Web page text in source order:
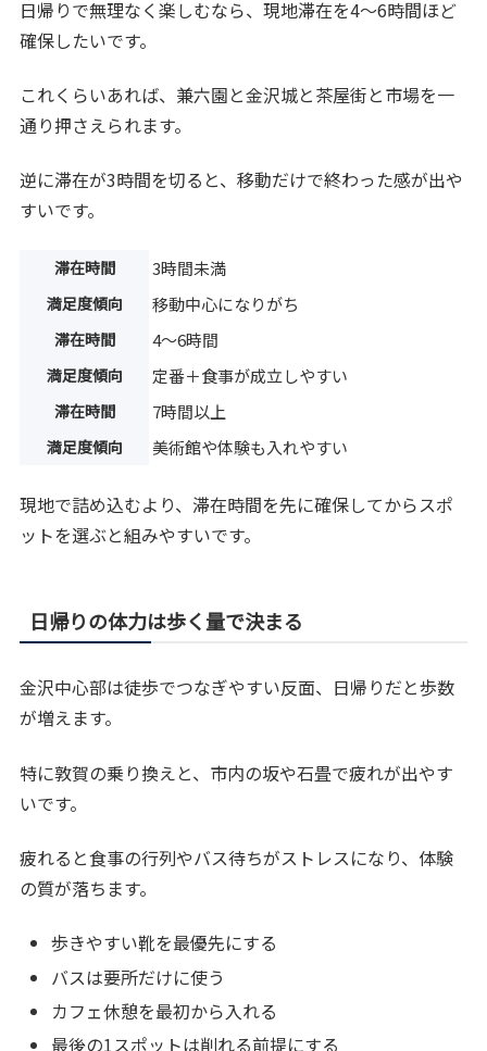
日帰りで無理なく楽しむなら、現地滞在を4〜6時間ほど
確保したいです。
これくらいあれば、兼六園と金沢城と茶屋街と市場を一
通り押さえられます。
逆に滞在が3時間を切ると、移動だけで終わった感が出や
すいです。
滞在時間 3時間未満
満足度傾向 移動中心になりがち
滞在時間 4〜6時間
満足度傾向 定番＋食事が成立しやすい
滞在時間 7時間以上
満足度傾向 美術館や体験も入れやすい
現地で詰め込むより、滞在時間を先に確保してからスポ
ットを選ぶと組みやすいです。
日帰りの体力は歩く量で決まる
金沢中心部は徒歩でつなぎやすい反面、日帰りだと歩数
が増えます。
特に敦賀の乗り換えと、市内の坂や石畳で疲れが出やす
いです。
疲れると食事の行列やバス待ちがストレスになり、体験
の質が落ちます。
歩きやすい靴を最優先にする
バスは要所だけに使う
カフェ休憩を最初から入れる
最後の1スポットは削れる前提にする